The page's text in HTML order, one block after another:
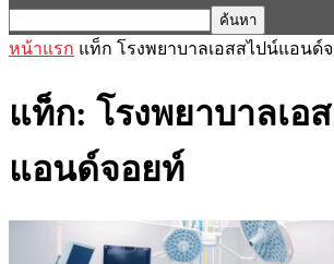
หน้าแรก แท็ก โรงพยาบาลเอสสไปน์แอนด์
แท็ก: โรงพยาบาลเอ
แอนด์จอยท์